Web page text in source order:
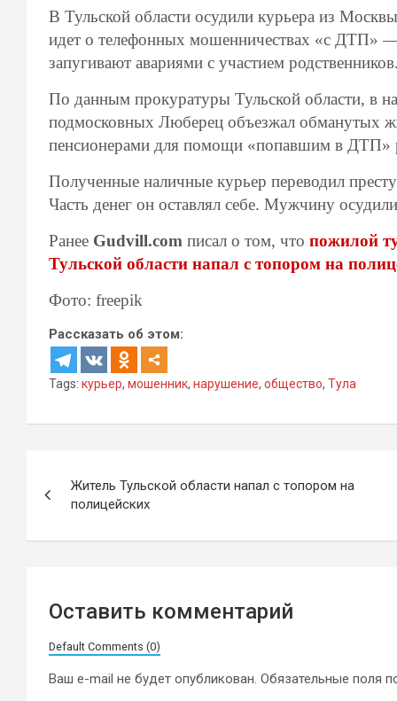
В Тульской области осудили курьера из
идет о телефонных мошенничествах «с ДТП» —
запугивают авариями с участием
По данным прокуратуры Тульской области, в
подмосковных Люберец объезжал обманутых
пенсионерами для помощи «попавшим в ДТП»
Полученные наличные курьер переводил
Часть денег он оставлял себе. Мужчину
Ранее Gudvill.com писал о том, что пожилой
Тульской области напал с топором на
Фото: freepik
Рассказать об этом:
Tags: курьер, мошенник, нарушение, общество, Тула
по
записям
Житель Тульской области напал с топором на
полицейских
Оставить комментарий
Default Comments (0)
Ваш e-mail не будет опубликован. Обязательные поля